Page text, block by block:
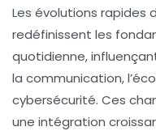
Les évolutions rapides
redéfinissent les
quotidienne,
la communication, l’
cybersécurité. Ces
une intégration